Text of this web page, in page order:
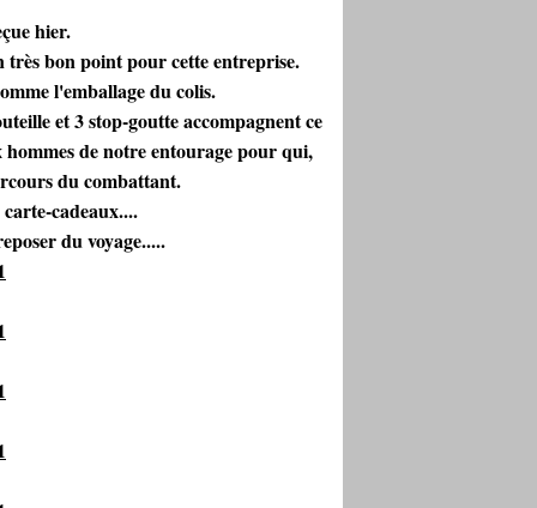
hier.
bon point pour cette entreprise.
l'emballage du colis.
et 3 stop-goutte accompagnent ce
de notre entourage pour qui,
du combattant.
cadeaux....
du voyage.....